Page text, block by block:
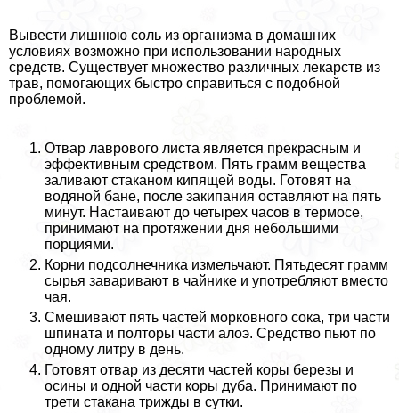
Вывести лишнюю соль из организма в домашних
условиях возможно при использовании народных
средств. Существует множество различных лекарств из
трав, помогающих быстро справиться с подобной
проблемой.
Отвар лаврового листа является прекрасным и
эффективным средством. Пять грамм вещества
заливают стаканом кипящей воды. Готовят на
водяной бане, после закипания оставляют на пять
минут. Настаивают до четырех часов в термосе,
принимают на протяжении дня небольшими
порциями.
Корни подсолнечника измельчают. Пятьдесят грамм
сырья заваривают в чайнике и употрeбляют вместо
чая.
Смешивают пять частей морковного сока, три части
шпината и полторы части алоэ. Средство пьют по
одному литру в день.
Готовят отвар из десяти частей коры березы и
осины и одной части коры дуба. Принимают по
трети стакана трижды в сутки.